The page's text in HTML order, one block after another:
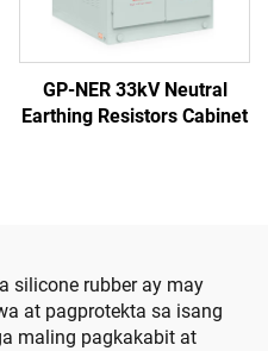
GP-NER 33kV Neutral
Earthing Resistors Cabinet
silicone rubber ay may
at pagprotekta sa isang
maling pagkakabit at